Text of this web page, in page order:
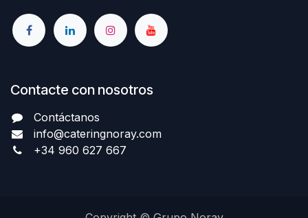
Contacte con nosotros
Contáctanos
info@cateringnoray.com
+34 960 627 667